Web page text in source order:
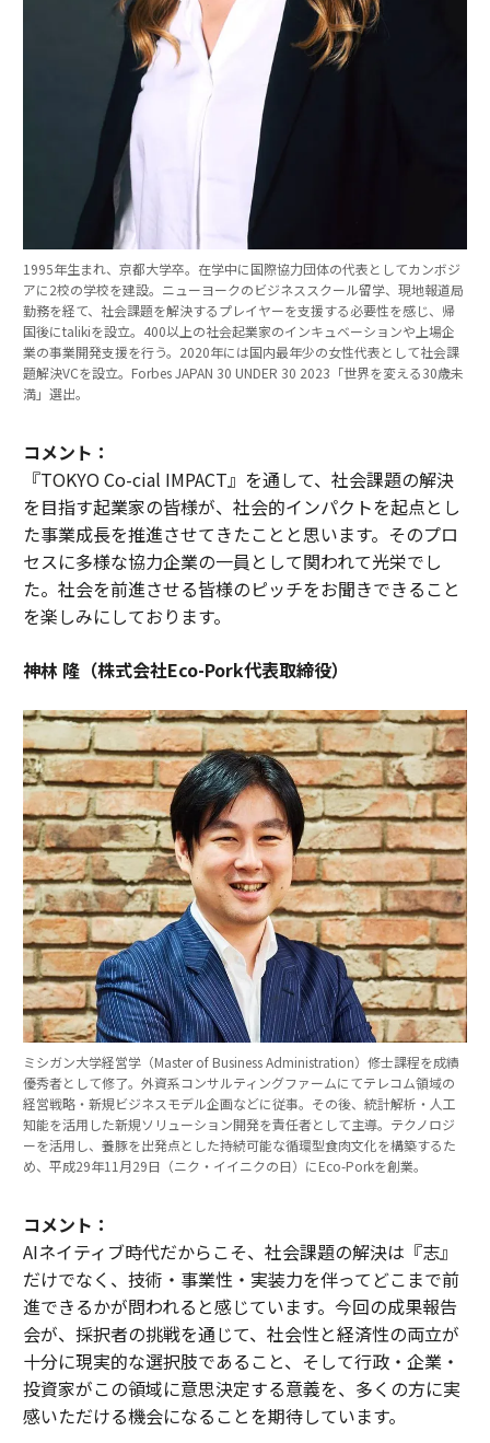
1995年生まれ、京都大学卒。在学中に国際協力団体の代表としてカンボジ
アに2校の学校を建設。ニューヨークのビジネススクール留学、現地報道局
勤務を経て、社会課題を解決するプレイヤーを支援する必要性を感じ、帰
国後にtalikiを設立。400以上の社会起業家のインキュベーションや上場企
業の事業開発支援を行う。2020年には国内最年少の女性代表として社会課
題解決VCを設立。Forbes JAPAN 30 UNDER 30 2023「世界を変える30歳未
満」選出。
コメント：
『TOKYO Co-cial IMPACT』を通して、社会課題の解決
を目指す起業家の皆様が、社会的インパクトを起点とし
た事業成長を推進させてきたことと思います。そのプロ
セスに多様な協力企業の一員として関われて光栄でし
た。社会を前進させる皆様のピッチをお聞きできること
を楽しみにしております。
神林 隆（株式会社Eco-Pork代表取締役）
ミシガン大学経営学（Master of Business Administration）修士課程を成績
優秀者として修了。外資系コンサルティングファームにてテレコム領域の
経営戦略・新規ビジネスモデル企画などに従事。その後、統計解析・人工
知能を活用した新規ソリューション開発を責任者として主導。テクノロジ
ーを活用し、養豚を出発点とした持続可能な循環型食肉文化を構築するた
め、平成29年11月29日（ニク・イイニクの日）にEco-Porkを創業。
コメント：
AIネイティブ時代だからこそ、社会課題の解決は『志』
だけでなく、技術・事業性・実装力を伴ってどこまで前
進できるかが問われると感じています。今回の成果報告
会が、採択者の挑戦を通じて、社会性と経済性の両立が
十分に現実的な選択肢であること、そして行政・企業・
投資家がこの領域に意思決定する意義を、多くの方に実
感いただける機会になることを期待しています。